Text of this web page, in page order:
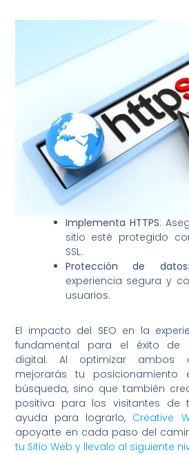
Implementa HTTPS:
sitio esté protegido
SSL.
Protección de datos
experiencia segura y
usuarios.
El impacto del SEO en la
fundamental para el éxito de
digital. Al optimizar ambos
mejorarás tu
búsqueda, sino que también
positiva para los visitantes de
ayuda para lograrlo, Creative
apoyarte en cada paso del
tu Sitio Web y llevalo al siguiente